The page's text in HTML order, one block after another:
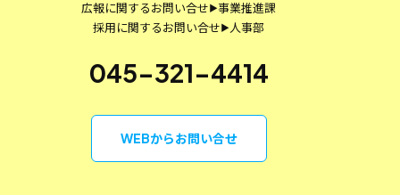
広報に関するお問い合せ▶事業推進課
採用に関するお問い合せ▶ 人事部
045-321-4414
WEBからお問い合せ